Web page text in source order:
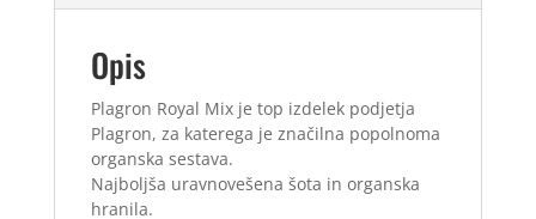
Opis
Plagron Royal Mix je top izdelek podjetja
Plagron, za katerega je značilna popolnoma
organska sestava.
Najboljša uravnovešena šota in organska
hranila.